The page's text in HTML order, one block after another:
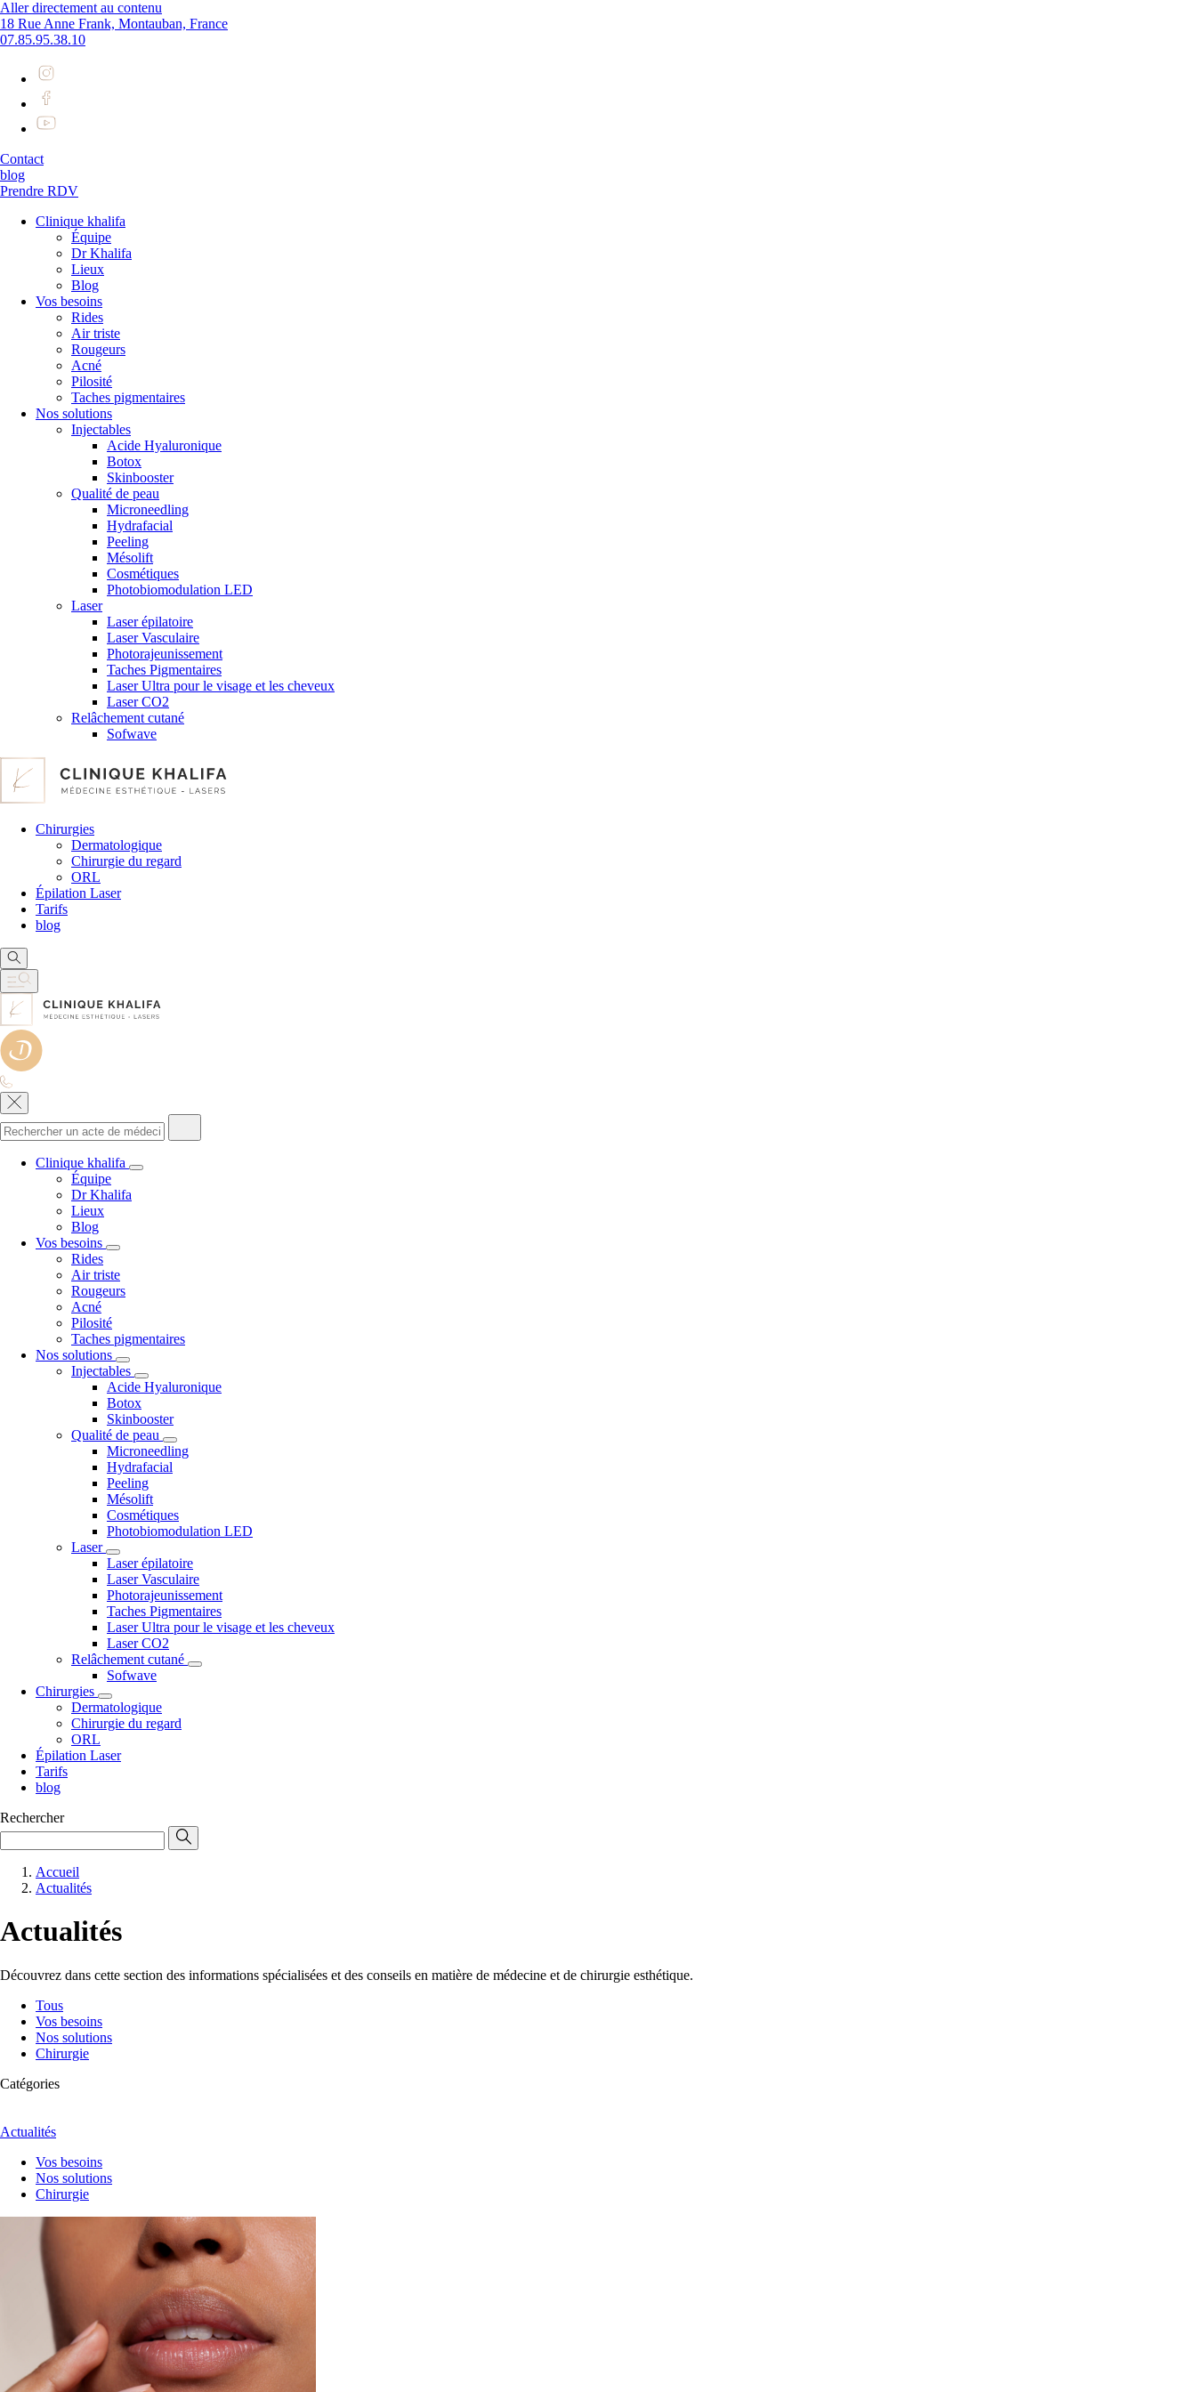
Aller directement au contenu
18 Rue Anne Frank, Montauban, France
07.85.95.38.10
Contact
blog
Prendre RDV
Clinique khalifa
Équipe
Dr Khalifa
Lieux
Blog
Vos besoins
Rides
Air triste
Rougeurs
Acné
Pilosité
Taches pigmentaires
Nos solutions
Injectables
Acide Hyaluronique
Botox
Skinbooster
Qualité de peau
Microneedling
Hydrafacial
Peeling
Mésolift
Cosmétiques
Photobiomodulation LED
Laser
Laser épilatoire
Laser Vasculaire
Photorajeunissement
Taches Pigmentaires
Laser Ultra pour le visage et les cheveux
Laser CO2
Relâchement cutané
Sofwave
Chirurgies
Dermatologique
Chirurgie du regard
ORL
Épilation Laser
Tarifs
blog
Clinique khalifa
Équipe
Dr Khalifa
Lieux
Blog
Vos besoins
Rides
Air triste
Rougeurs
Acné
Pilosité
Taches pigmentaires
Nos solutions
Injectables
Acide Hyaluronique
Botox
Skinbooster
Qualité de peau
Microneedling
Hydrafacial
Peeling
Mésolift
Cosmétiques
Photobiomodulation LED
Laser
Laser épilatoire
Laser Vasculaire
Photorajeunissement
Taches Pigmentaires
Laser Ultra pour le visage et les cheveux
Laser CO2
Relâchement cutané
Sofwave
Chirurgies
Dermatologique
Chirurgie du regard
ORL
Épilation Laser
Tarifs
blog
Rechercher
Accueil
Actualités
Actualités
Découvrez dans cette section des informations spécialisées et des conseils en matière de médecine et de chirurgie esthétique.
Tous
Vos besoins
Nos solutions
Chirurgie
Catégories
Actualités
Vos besoins
Nos solutions
Chirurgie